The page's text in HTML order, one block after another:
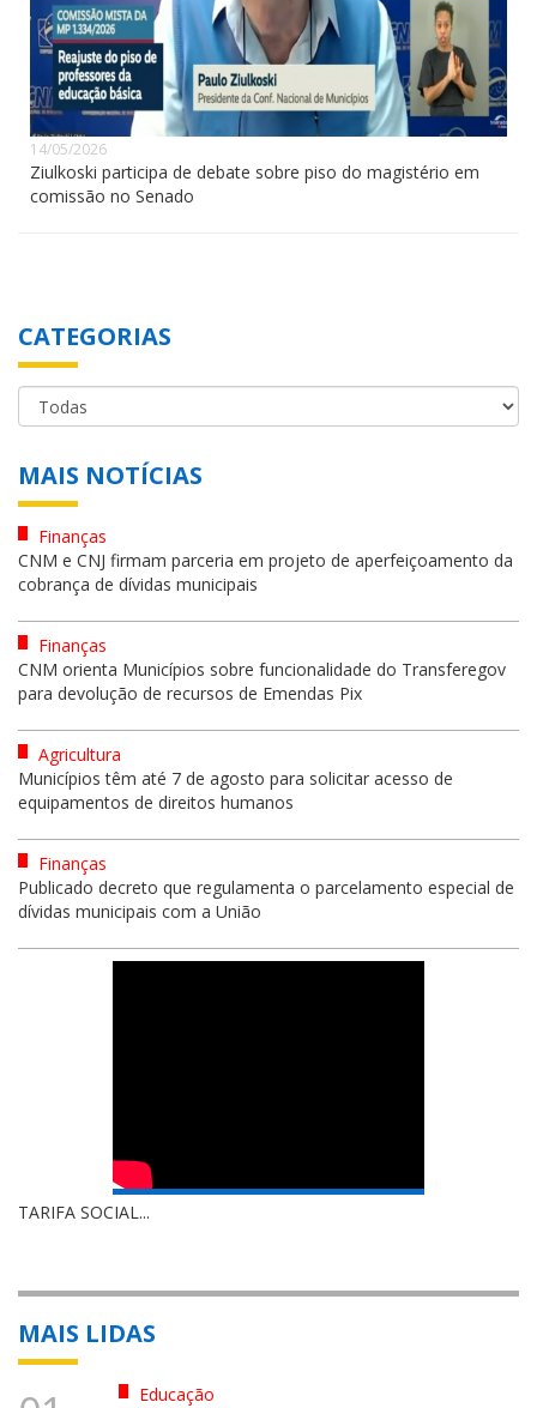
14/05/2026
Ziulkoski participa de debate sobre piso do magistério em
comissão no Senado
CATEGORIAS
MAIS NOTÍCIAS
Finanças
CNM e CNJ firmam parceria em projeto de aperfeiçoamento da
cobrança de dívidas municipais
Finanças
CNM orienta Municípios sobre funcionalidade do Transferegov
para devolução de recursos de Emendas Pix
Agricultura
Municípios têm até 7 de agosto para solicitar acesso de
equipamentos de direitos humanos
Finanças
Publicado decreto que regulamenta o parcelamento especial de
dívidas municipais com a União
TARIFA SOCIAL...
MAIS LIDAS
Educação